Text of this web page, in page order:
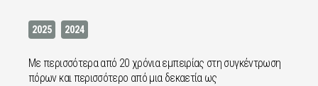
2025 2024
Με περισσότερα από 20 χρόνια εμπειρίας στη συγκέντρωση
πόρων και περισσότερο από μια δεκαετία ως